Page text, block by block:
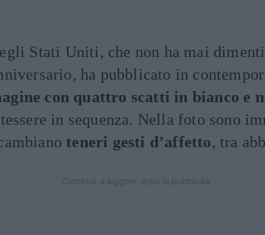
Stati Uniti, che non ha mai
ha pubblicato in
con quattro scatti in bianco e
in sequenza. Nella foto sono
teneri gesti d’affetto, tra